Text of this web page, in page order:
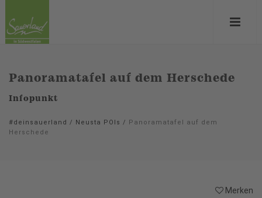
Panoramatafel auf dem Herschede
Infopunkt
#deinsauerland / Neusta POIs / Panoramatafel auf dem
Herschede
Merken